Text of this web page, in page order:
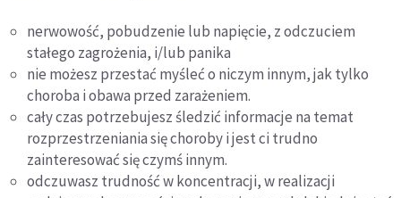
nerwowość, pobudzenie lub napięcie, z odczuciem
stałego zagrożenia, i/lub panika
nie możesz przestać myśleć o niczym innym, jak tylko
choroba i obawa przed zarażeniem.
cały czas potrzebujesz śledzić informacje na temat
rozprzestrzeniania się choroby i jest ci trudno
zainteresować się czymś innym.
odczuwasz trudność w koncentracji, w realizacji